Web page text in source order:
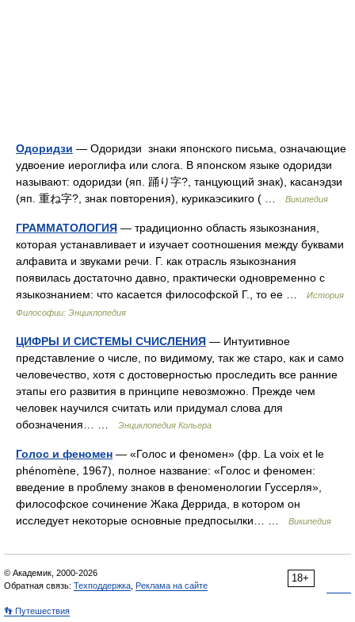
Одоридзи — Одоридзи знаки японского письма, означающие
удвоение иероглифа или слога. В японском языке одоридзи
называют: одоридзи (яп. 踊り字?, танцующий знак), касанэдзи
(яп. 重ね字?, знак повторения), курикаэсикиго ( …
Википедия
ГРАММАТОЛОГИЯ — традиционно область языкознания,
которая устанавливает и изучает соотношения между буквами
алфавита и звуками речи. Г. как отрасль языкознания
появилась достаточно давно, практически одновременно с
языкознанием: что касается философской Г., то ее …
История
Философии: Энциклопедия
ЦИФРЫ И СИСТЕМЫ СЧИСЛЕНИЯ — Интуитивное
представление о числе, по видимому, так же старо, как и само
человечество, хотя с достоверностью проследить все ранние
этапы его развития в принципе невозможно. Прежде чем
человек научился считать или придумал слова для
обозначения… …
Энциклопедия Кольера
Голос и феномен — «Голос и феномен» (фр. La voix et le
phénomène, 1967), полное название: «Голос и феномен:
введение в проблему знаков в феноменологии Гуссерля»,
философское сочинение Жака Деррида, в котором он
исследует некоторые основные предпосылки… …
Википедия
18+
© Академик, 2000-2026
Обратная связь: Техподдержка Реклама на сайте
👣 Путешествия